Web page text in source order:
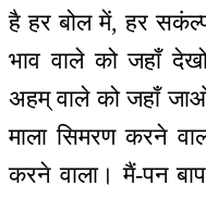
है हर बोल में, हर
भाव वाले को जहाँ
अहम् वाले को जहाँ
माला सिमरण करने
करने वाला। मैं-पन